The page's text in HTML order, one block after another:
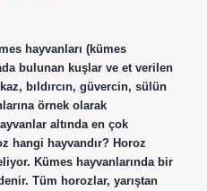
hayvanları (kümes
bulunan kuşlar ve et verilen
bıldırcın, güvercin, sülün
örnek olarak
altında en çok
hangi hayvandır? Horoz
Kümes hayvanlarında bir
Tüm horozlar, yarıştan